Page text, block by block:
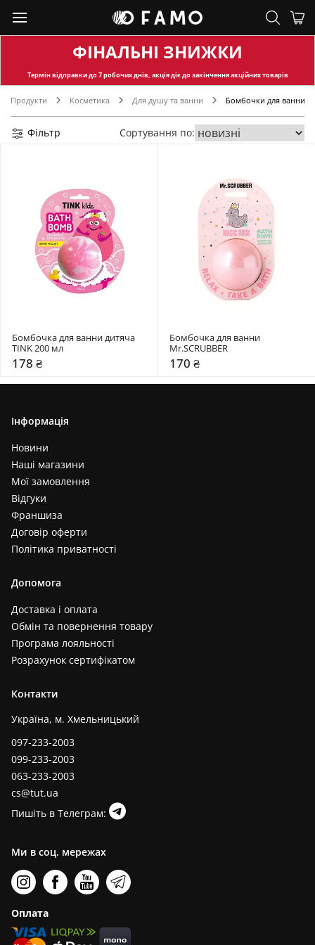
ФІНАЛЬНІ ЗНИЖКИ
Термін відправкидо 7 робочих днів, акція діє до закінчення акційних товарів
Продукти Косметика Для душу та ванни Бомбочки для ванни
Фільтр Сортування по:
Бомбочка для ванни дитяча
TINK 200 мл
178 ₴
Бомбочка для ванни
Mr.SCRUBBER
170 ₴
Інформація
Новини
Наші магазини
Мої замовлення
Відгуки
Франшиза
Договір оферти
Політика приватності
Допомога
Доставка і оплата
Обмін та повернення товару
Програма лояльності
Розрахунок сертифікатом
Контакти
Україна, м. Хмельницький
097-233-2003
099-233-2003
063-233-2003
cs@tut.ua
Пишіть в Телеграм:
Ми в соц. мережах
Оплата